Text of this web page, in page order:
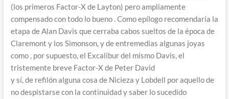
(los primeros Factor-X de Layton) pero ampliamente
compensado con todo lo bueno . Como epílogo recomendaría la
etapa de Alan Davis que cerraba cabos sueltos de la época de
Claremont y los Simonson, y de entremedias algunas joyas
como , por supuesto, el Excalibur del mismo Davis, el
tristemente breve Factor-X de Peter David
y sí, de refilón alguna cosa de Nicieza y Lobdell por aquello de
no despistarse con la continuidad y saber lo sucedido